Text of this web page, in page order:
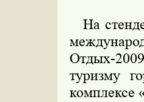
На
Отдых-
туризму
комплексе